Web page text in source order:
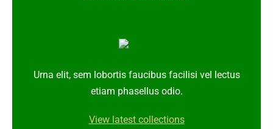
Urna elit, sem lobortis faucibus facilisi vel lectus
etiam phasellus odio.
View latest collections